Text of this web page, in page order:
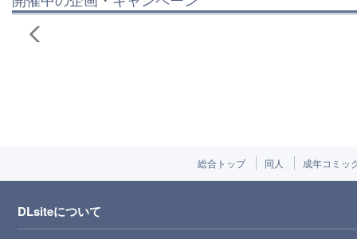
総合トップ 同人 成年コミッ
DLsiteについて